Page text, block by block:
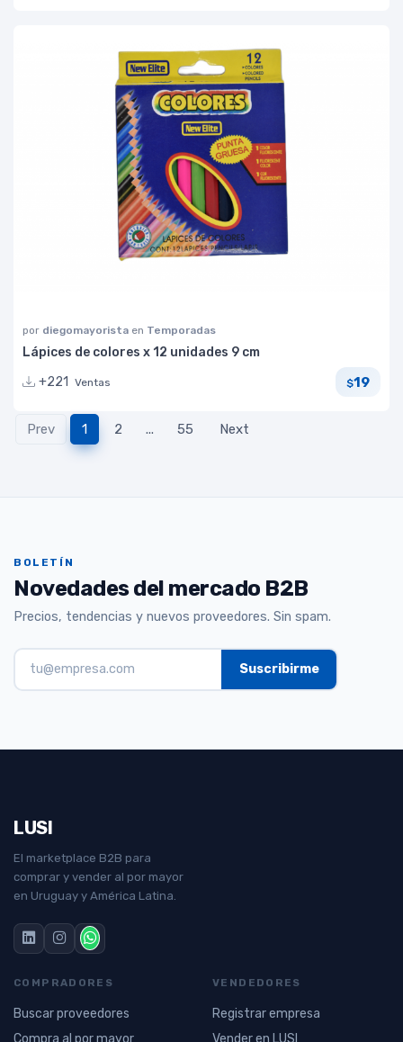
por diegomayorista en Temporadas
Lápices de colores x 12 unidades 9 cm
+221
Ventas $19
Prev 1 2 ... 55 Next
BOLETÍN
Novedades del mercado B2B
Precios, tendencias y nuevos proveedores. Sin spam.
LUSI
El marketplace B2B para
comprar y vender al por mayor
en Uruguay y América Latina.
COMPRADORES
Buscar proveedores
Compra al por mayor
VENDEDORES
Registrar empresa
Vender en LUSI